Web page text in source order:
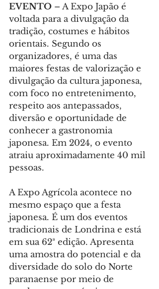
EVENTO – A Expo Japão é
voltada para a divulgação da
tradição, costumes e hábitos
orientais. Segundo os
organizadores, é uma das
maiores festas de valorização e
divulgação da cultura japonesa,
com foco no entretenimento,
respeito aos antepassados,
diversão e oportunidade de
conhecer a gastronomia
japonesa. Em 2024, o evento
atraiu aproximadamente 40 mil
pessoas.
A Expo Agrícola acontece no
mesmo espaço que a festa
japonesa. É um dos eventos
tradicionais de Londrina e está
em sua 62ª edição. Apresenta
uma amostra do potencial e da
diversidade do solo do Norte
paranaense por meio de